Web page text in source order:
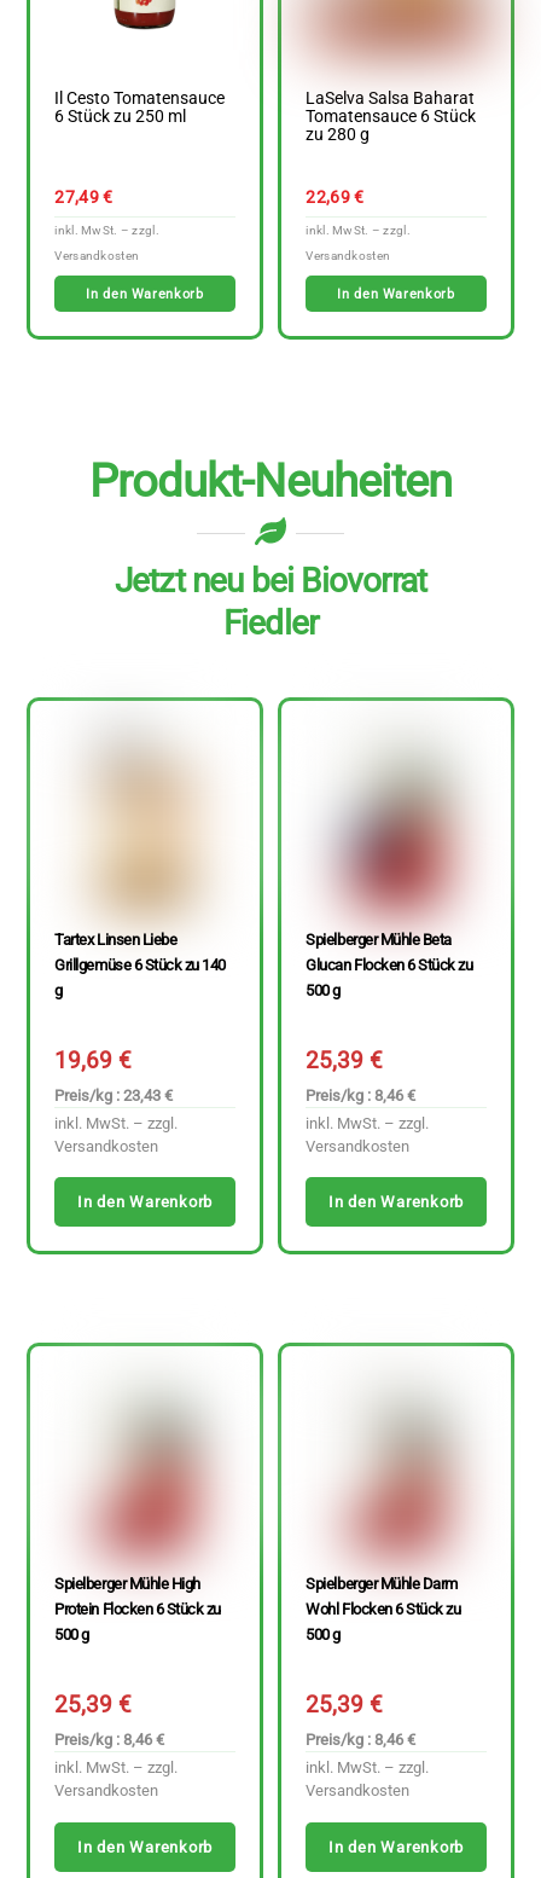
Il Cesto Tomatensauce
6 Stück zu 250 ml
27,49€
In den Warenkorb
LaSelva Salsa Baharat
Tomatensauce 6 Stück
zu 280 g
22,69€
In den Warenkorb
Produkt-Neuheiten
Jetzt neu bei Biovorrat
Fiedler
Tartex Linsen Liebe
Grillgemüse 6 Stück zu 140
g
19,69€
Preis/kg : 23,43 €
inkl. MwSt. – zzgl.
Versandkosten
In den Warenkorb
Spielberger Mühle Beta
Glucan Flocken 6 Stück zu
500 g
25,39€
Preis/kg : 8,46 €
inkl. MwSt. – zzgl.
Versandkosten
In den Warenkorb
Spielberger Mühle High
Protein Flocken 6 Stück zu
500 g
25,39€
Preis/kg : 8,46 €
inkl. MwSt. – zzgl.
Versandkosten
In den Warenkorb
Spielberger Mühle Darm
Wohl Flocken 6 Stück zu
500 g
25,39€
Preis/kg : 8,46 €
inkl. MwSt. – zzgl.
Versandkosten
In den Warenkorb